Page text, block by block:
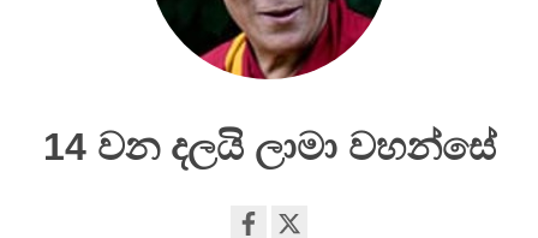
14 වන දලයි ලාමා වහන්සේ